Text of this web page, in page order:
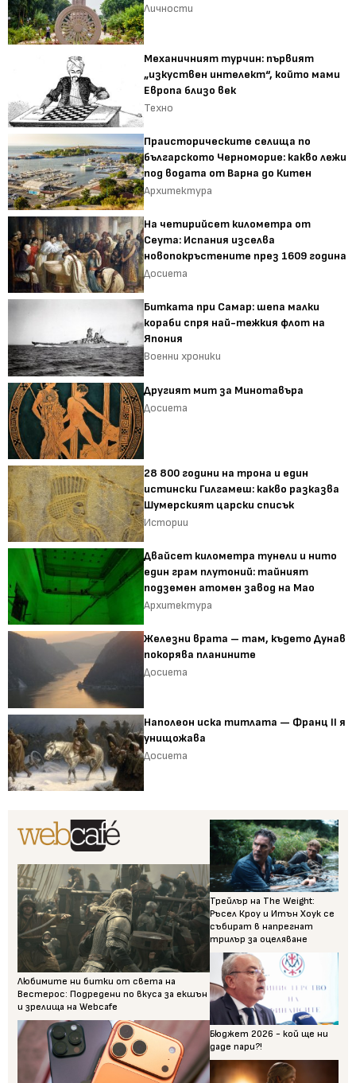
Личности
Механичният турчин: първият
„изкуствен интелект“, който мами
Европа близо век
Техно
Праисторическите селища по
българското Черноморие: какво лежи
под водата от Варна до Китен
Архитектура
На четирийсет километра от
Сеута: Испания изселва
новопокръстените през 1609 година
Досиета
Битката при Самар: шепа малки
кораби спря най-тежкия флот на
Япония
Военни хроники
Другият мит за Минотавъра
Досиета
28 800 години на трона и един
истински Гилгамеш: какво разказва
Шумерският царски списък
Истории
Двайсет километра тунели и нито
един грам плутоний: тайният
подземен атомен завод на Мао
Архитектура
Железни врата – там, където Дунав
покорява планините
Досиета
Наполеон иска титлата — Франц II я
унищожава
Досиета
Любимите ни битки от света на
Вестерос: Подредени по вкуса за екшън
и зрелища на Webcafe
Трейлър на The Weight:
Ръсел Кроу и Итън Хоук се
събират в напрегнат
трилър за оцеляване
Бюджет 2026 - кой ще ни
даде пари?!